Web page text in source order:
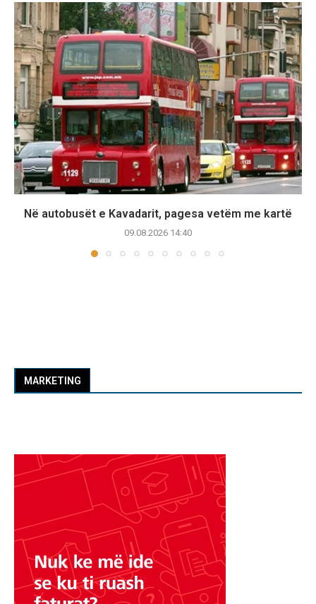
Në autobusët e Kavadarit, pagesa vetëm me kartë
09.08.2026 14:40
MARKETING